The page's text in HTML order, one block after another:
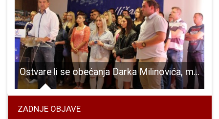
Ostvare li se obećanja Darka Milinovića, mladima Hrvatska postaje “raj na zemlji”
ZADNJE OBJAVE